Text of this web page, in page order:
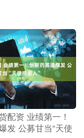
配资 业绩第一！
发 公募甘当“天使